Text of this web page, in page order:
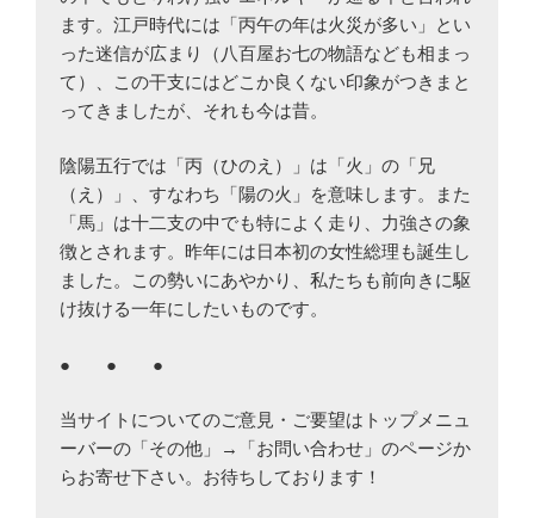
ます。江戸時代には「丙午の年は火災が多い」とい
った迷信が広まり（八百屋お七の物語なども相まっ
て）、この干支にはどこか良くない印象がつきまと
ってきましたが、それも今は昔。
陰陽五行では「丙（ひのえ）」は「火」の「兄
（え）」、すなわち「陽の火」を意味します。また
「馬」は十二支の中でも特によく走り、力強さの象
徴とされます。昨年には日本初の女性総理も誕生し
ました。この勢いにあやかり、私たちも前向きに駆
け抜ける一年にしたいものです。
● ● ●
当サイトについてのご意見・ご要望はトップメニュ
ーバーの「その他」→「お問い合わせ」のページか
らお寄せ下さい。お待ちしております！